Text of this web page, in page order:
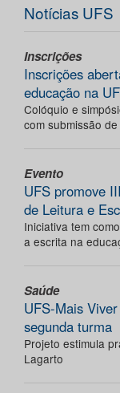
Notícias UFS
Inscrições
Inscrições
educação na
Colóquio e
com submissão
Evento
UFS promove
de Leitura e
Iniciativa tem
a escrita na
Saúde
UFS-Mais
segunda turma
Projeto estimula
Lagarto